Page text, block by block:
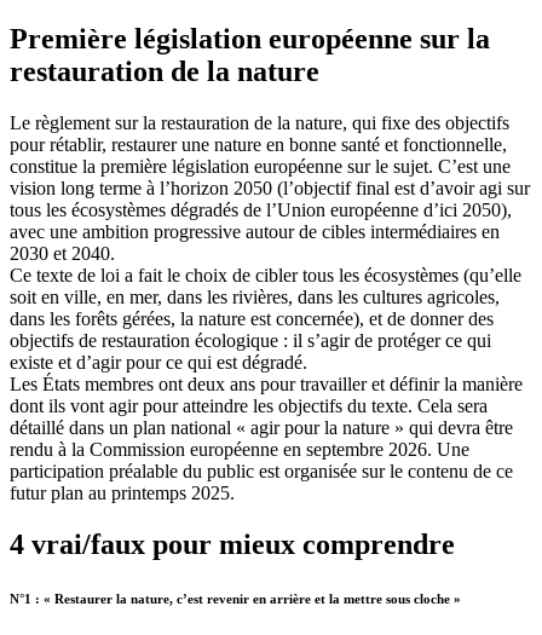
Première législation européenne sur la
restauration de la nature
Le règlement sur la restauration de la nature, qui fixe des objectifs
pour rétablir, restaurer une nature en bonne santé et fonctionnelle,
constitue la première législation européenne sur le sujet. C’est une
vision long terme à l’horizon 2050 (l’objectif final est d’avoir agi sur
tous les écosystèmes dégradés de l’Union européenne d’ici 2050),
avec une ambition progressive autour de cibles intermédiaires en
2030 et 2040.
Ce texte de loi a fait le choix de cibler tous les écosystèmes (qu’elle
soit en ville, en mer, dans les rivières, dans les cultures agricoles,
dans les forêts gérées, la nature est concernée), et de donner des
objectifs de restauration écologique : il s’agir de protéger ce qui
existe et d’agir pour ce qui est dégradé.
Les États membres ont deux ans pour travailler et définir la manière
dont ils vont agir pour atteindre les objectifs du texte. Cela sera
détaillé dans un plan national « agir pour la nature » qui devra être
rendu à la Commission européenne en septembre 2026. Une
participation préalable du public est organisée sur le contenu de ce
futur plan au printemps 2025.
4 vrai/faux pour mieux comprendre
N°1 : « Restaurer la nature, c’est revenir en arrière et la mettre sous cloche »